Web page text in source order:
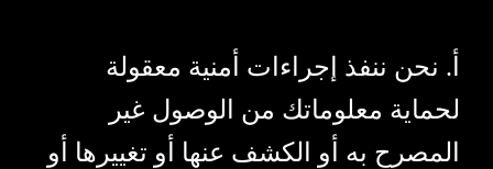
أ. نحن ننفذ إجراءات أمنية معقولة
لحماية معلوماتك من الوصول غير
المصرح به أو الكشف عنها أو تغييرها أو